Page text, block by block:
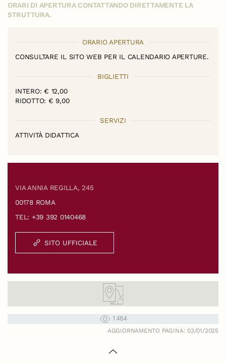
ORARI DI APERTURA CONTATTANDO DIRETTAMENTE LA
STRUTTURA.
ORARIO APERTURA
CONSULTARE IL SITO WEB PER IL CALENDARIO APERTURE.
BIGLIETTI
INTERO: € 12,00
RIDOTTO: € 9,00
SERVIZI
ATTIVITÀ DIDATTICA
VIA ANNIA REGILLA, 245
00178 ROMA
TEL: +39 392 0140468
SITO UFFICIALE
1484
AGGIORNAMENTO PAGINA: 03/01/2025